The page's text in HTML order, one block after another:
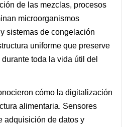
de las mezclas, procesos
microorganismos
sistemas de congelación
uniforme que preserve
toda la vida útil del
cómo la digitalización
alimentaria. Sensores
adquisición de datos y